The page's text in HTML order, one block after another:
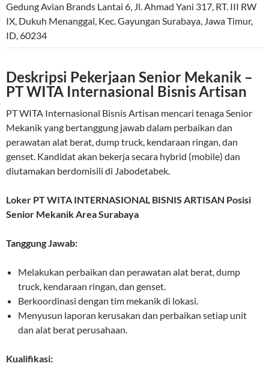
Gedung Avian Brands Lantai 6, Jl. Ahmad Yani 317, RT. III RW
IX, Dukuh Menanggal, Kec. Gayungan Surabaya, Jawa Timur,
ID,60234
Deskripsi Pekerjaan Senior Mekanik –
PT WITA Internasional Bisnis Artisan
PT WITA Internasional Bisnis Artisan mencari tenaga Senior
Mekanik yang bertanggung jawab dalam perbaikan dan
perawatan alat berat, dump truck, kendaraan ringan, dan
genset. Kandidat akan bekerja secara hybrid (mobile) dan
diutamakan berdomisili di Jabodetabek.
Loker PT WITA INTERNASIONAL BISNIS ARTISAN Posisi
Senior Mekanik Area Surabaya
Tanggung Jawab:
Melakukan perbaikan dan perawatan alat berat, dump
truck, kendaraan ringan, dan genset.
Berkoordinasi dengan tim mekanik di lokasi.
Menyusun laporan kerusakan dan perbaikan setiap unit
dan alat berat perusahaan.
Kualifikasi: